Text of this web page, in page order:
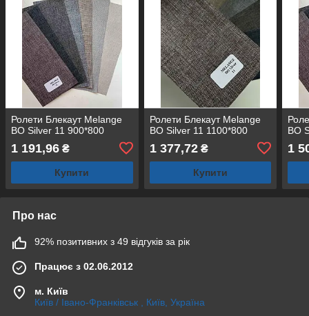
Ролети Блекаут Melange
BO Silver 11 900*800
1 191,96 ₴
Купити
Ролети Блекаут Melange
BO Silver 11 1100*800
1 377,72₴
Купити
BO
1
Про нас
92% позитивних з 49 відгуків за рік
Працює з 02.06.2012
м. Київ
Київ / Івано-Франківськ , Київ, Україна